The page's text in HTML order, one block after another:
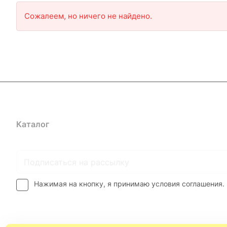
Сожалеем, но ничего не найдено.
Каталог
Нажимая на кнопку, я принимаю условия соглашения.